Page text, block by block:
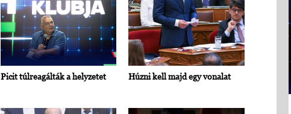
Picit túlreagálták a helyzetet Húzni kell majd egy vonalat